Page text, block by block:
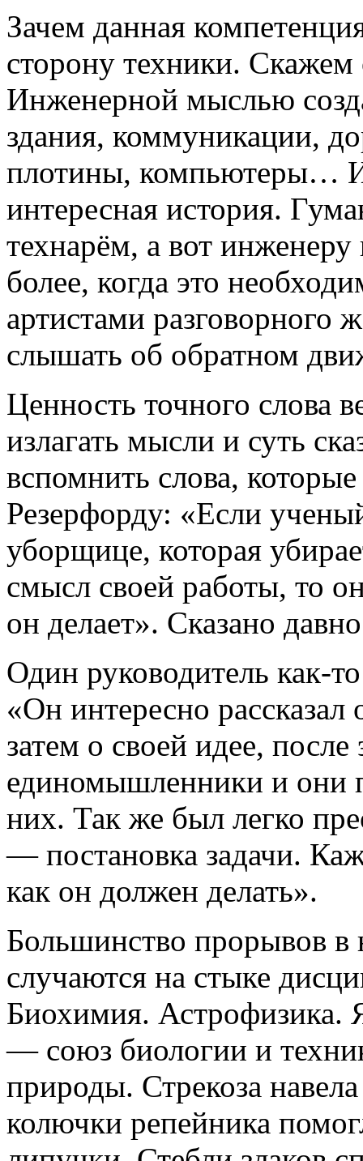
Зачем данная
сторону техники.
Инженерной мыслью
здания, коммуникации,
плотины, компьютеры…
интересная история.
технарём, а вот
более, когда это
артистами разговорного
слышать об обратном
Ценность точного слова
излагать мысли и суть
вспомнить слова,
Резерфорду: «Если
уборщице, которая
смысл своей работы, то
он делает». Сказано
Один руководитель как-
«Он интересно
затем о своей идее,
единомышленники и они
них. Так же был легко
— постановка задачи.
как он должен делать».
Большинство прорывов в
случаются на стыке
Биохимия. Астрофизика.
— союз биологии и
природы. Стрекоза
колючки репейника